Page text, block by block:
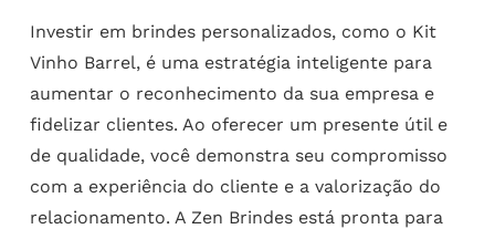
Investir em brindes personalizados, como o Kit
Vinho Barrel, é uma estratégia inteligente para
aumentar o reconhecimento da sua empresa e
fidelizar clientes. Ao oferecer um presente útil e
de qualidade, você demonstra seu compromisso
com a experiência do cliente e a valorização do
relacionamento. A Zen Brindes está pronta para